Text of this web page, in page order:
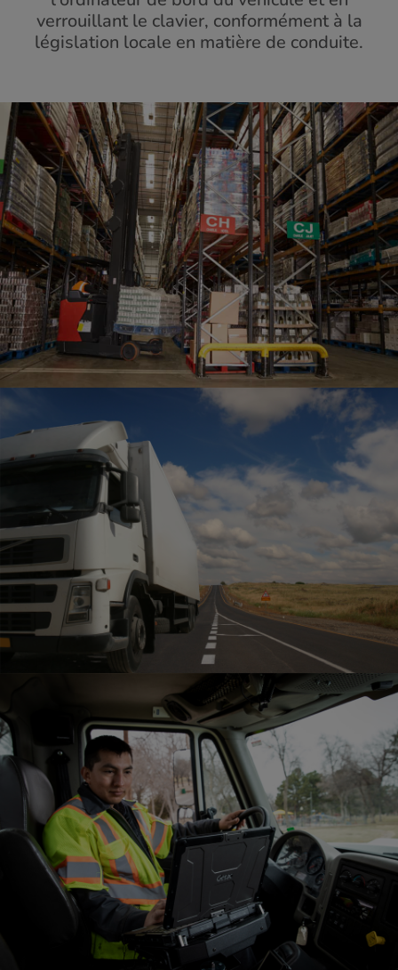
verrouillant le clavier, conformément à la
législation locale en matière de conduite.